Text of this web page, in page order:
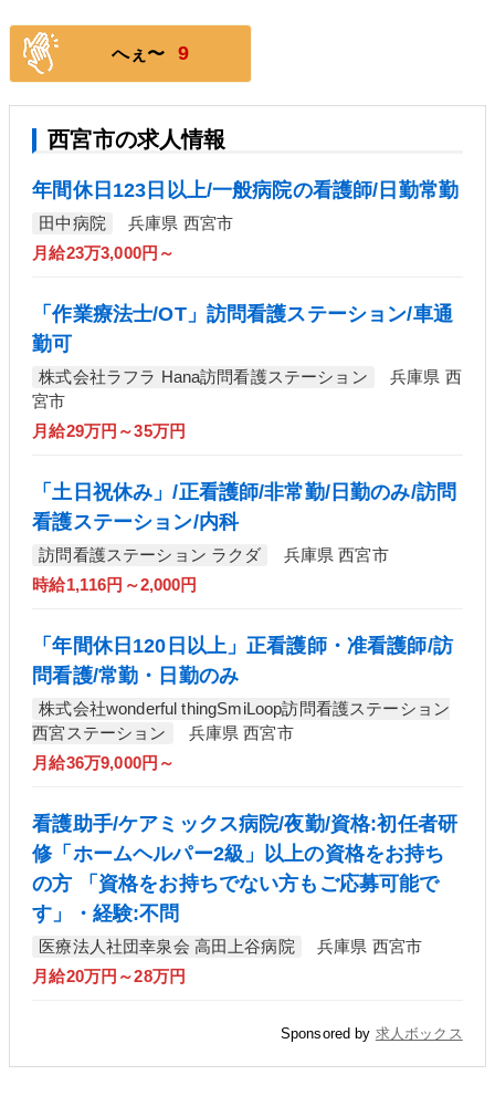
へぇ〜 9
西宮市の求人情報
年間休日123日以上/一般病院の看護師/日勤常勤
田中病院
兵庫県 西宮市
月給23万3,000円～
「作業療法士/OT」訪問看護ステーション/車通
勤可
株式会社ラフラ Hana訪問看護ステーション
兵庫県 西
宮市
月給29万円～35万円
「土日祝休み」/正看護師/非常勤/日勤のみ/訪問
看護ステーション/内科
訪問看護ステーション ラクダ
兵庫県 西宮市
時給1,116円～2,000円
「年間休日120日以上」正看護師・准看護師/訪
問看護/常勤・日勤のみ
株式会社wonderful thingSmiLoop訪問看護ステーション
西宮ステーション
兵庫県 西宮市
月給36万9,000円～
看護助手/ケアミックス病院/夜勤/資格:初任者研
修「ホームヘルパー2級」以上の資格をお持ち
の方 「資格をお持ちでない方もご応募可能で
す」・経験:不問
医療法人社団幸泉会 高田上谷病院
兵庫県 西宮市
月給20万円～28万円
Sponsored by 求人ボックス